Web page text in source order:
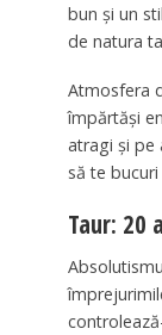
bun și un
de natura
Atmosfera
împărtăși
atragi și pe
să te
Taur: 20